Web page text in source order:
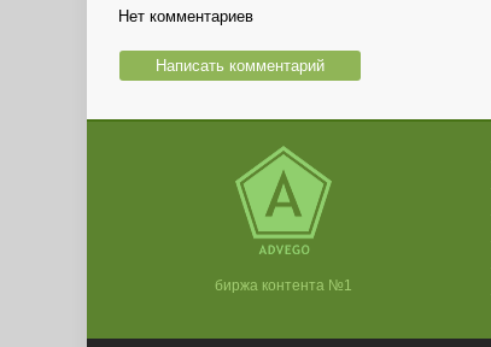
Нет комментариев
Написать комментарий
биржа контента №1